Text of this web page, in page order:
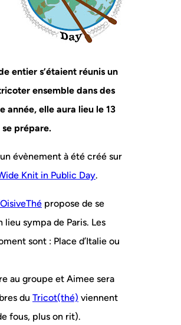
entier s’étaient réunis un
ensemble dans des
année, elle aura lieu le 13
prépare.
évènement à été créé sur
Knit in Public Day.
propose de se
lieu sympa de Paris. Les
sont : Place d’Italie ou
au groupe et Aimee sera
du Tricot(thé) viennent
fous, plus on rit).